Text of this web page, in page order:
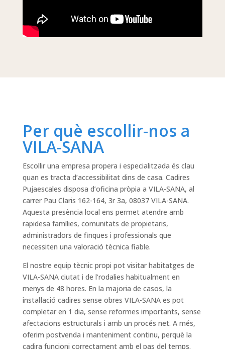
Per què escollir-nos a
VILA-SANA
Escollir una empresa propera i especialitzada és clau
quan es tracta d’accessibilitat dins de casa. Cadires
Pujaescales disposa d’oficina pròpia a VILA-SANA, al
carrer Pau Claris 162-164, 3r 3a, 08037 VILA-SANA.
Aquesta presència local ens permet atendre amb
rapidesa famílies, comunitats de propietaris,
administradors de finques i professionals que
necessiten una valoració tècnica fiable.
El nostre equip tècnic propi pot visitar habitatges de
VILA-SANA ciutat i de l’rodalies habitualment en
menys de 48 hores. En la majoria de casos, la
instal·lació cadires sense obres VILA-SANA es pot
completar en 1 dia, sense reformes importants, sense
afectacions estructurals i amb un procés net. A més,
oferim postvenda i manteniment continu, perquè la
cadira funcioni correctament amb el pas del temps.